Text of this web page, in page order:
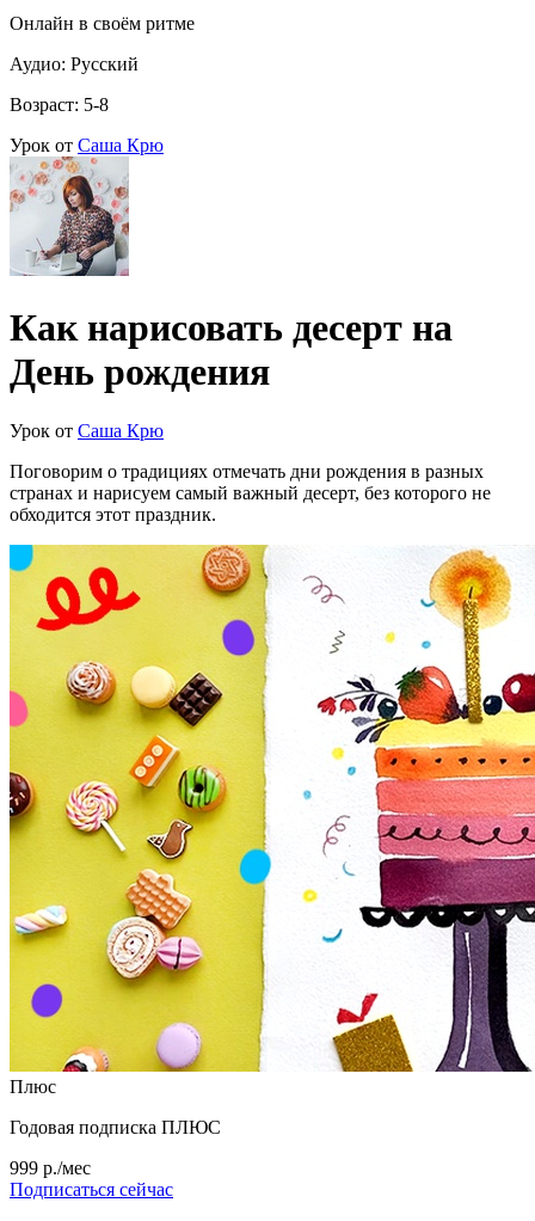
Онлайн в своём ритме
Аудио: Русский
Возраст: 5-8
Урок от Саша Крю
Как нарисовать десерт на
День рождения
Урок от Саша Крю
Поговорим о традициях отмечать дни рождения в разных
странах и нарисуем самый важный десерт, без которого не
обходится этот праздник.
Плюс
Годовая подписка ПЛЮС
999 р./мес
Подписаться сейчас